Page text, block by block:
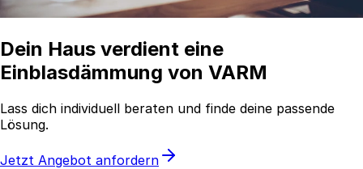
Dein Haus verdient eine
Einblasdämmung von VARM
Lass dich individuell beraten und finde deine passende
Lösung.
Jetzt Angebot anfordern